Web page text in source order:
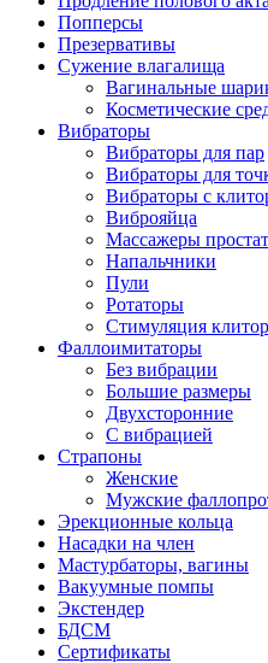
Попперсы
Презервативы
Сужение влагалища
Вагинальные
Косметические
Вибраторы
Вибраторы для пар
Вибраторы для
Вибраторы с
Виброяйца
Массажеры
Напальчники
Пули
Ротаторы
Стимуляция
Фаллоимитаторы
Без вибрации
Большие размеры
Двухсторонние
С вибрацией
Страпоны
Женские
Мужские
Эрекционные кольца
Насадки на член
Мастурбаторы, вагины
Вакуумные помпы
Экстендер
БДСМ
Сертификаты